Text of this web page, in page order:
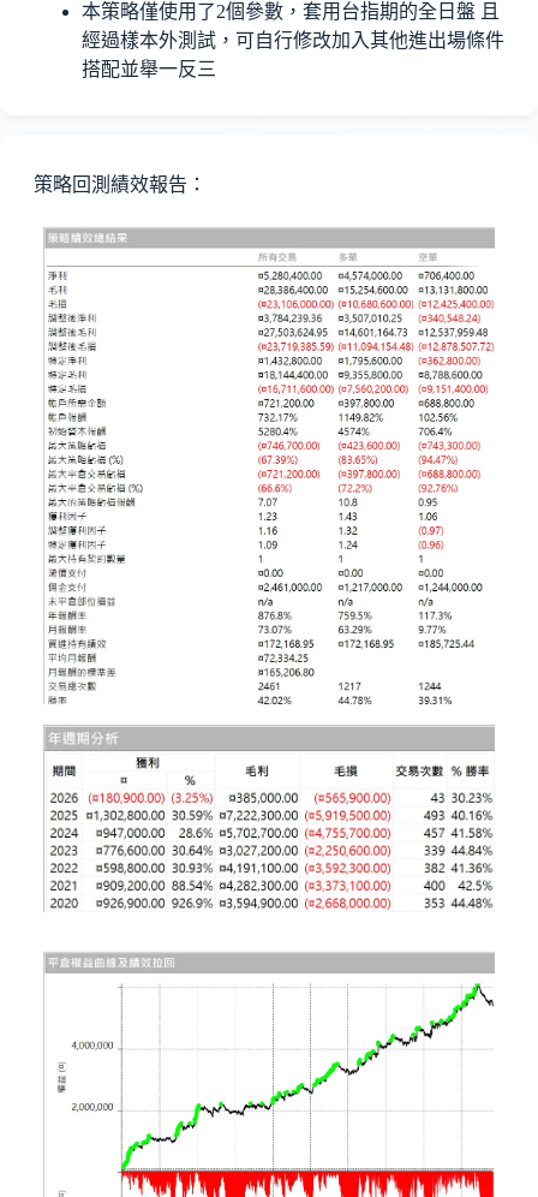
本策略僅使用了2個參數，套用台指期的全日盤 且
經過樣本外測試，可自行修改加入其他進出場條件
搭配並舉一反三
策略回測績效報告：